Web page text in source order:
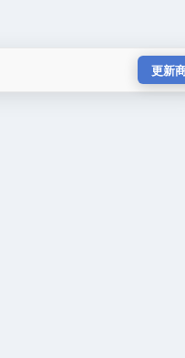
更新